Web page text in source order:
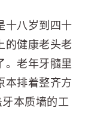
十八岁到四十
的健康老头老
。老年牙髓里
本排着整齐方
牙本质墙的工